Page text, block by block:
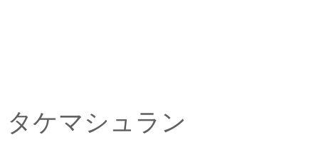
タケマシュラン